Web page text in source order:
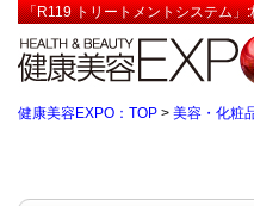
「R119 トリートメントシステム
健康美容EXPO：TOP > 美容・化粧